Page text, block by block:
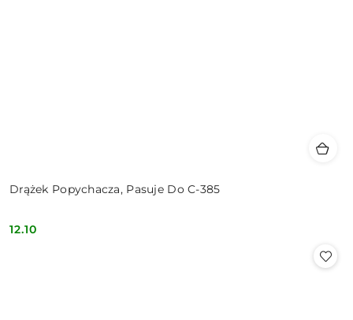
Drążek Popychacza, Pasuje Do C-385
Cena:
12.10